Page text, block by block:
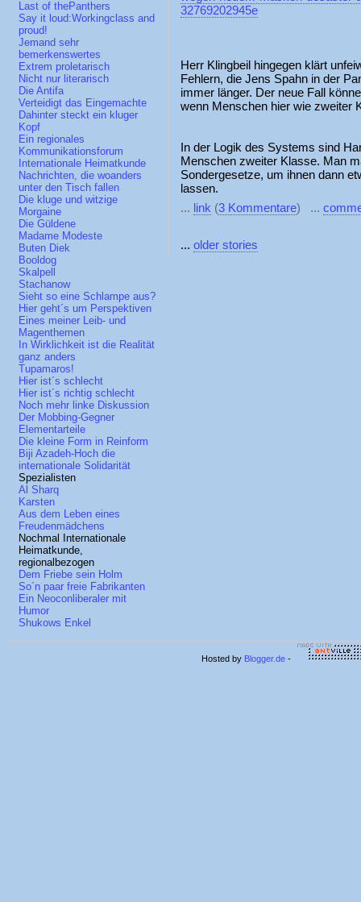
Last of thePanthers
Say it loud:Workingclass and
proud!
Jemand sehr
bemerkenswertes
Extrem proletarisch
Nicht nur literarisch
Die Antifa
Verteidigt das Eingemachte
Dahinter steckt ein kluger
Kopf
Ein regionales
Kommunikationsforum
Internationale Heimatkunde
Nachrichten, die woanders
unter den Tisch fallen
Die kluge und witzige
Morgaine
Die Güldene
Madame Modeste
Buten Diek
Booldog
Skalpell
Stachanow
Sieht so eine Schlampe aus?
Hier geht´s um Perspektiven
Eines meiner Leib- und
Magenthemen
In Wirklichkeit ist die Realität
ganz anders
Tupamaros!
Hier ist´s schlecht
Hier ist´s richtig schlecht
Noch mehr linke Diskussion
Der Mobbing-Gegner
Elementarteile
Die kleine Form in Reinform
Biji Azadeh-Hoch die
internationale Solidarität
Spezialisten
Al Sharq
Karsten
Aus dem Leben eines
Freudenmädchens
Nochmal Internationale
Heimatkunde,
regionalbezogen
Dem Friebe sein Holm
So´n paar freie Fabrikanten
Ein Neoconliberaler mit
Humor
Shukows Enkel
32769202945e
Herr Klingbeil hingegen klärt
Fehlern, die Jens Spahn in der
immer länger. Der neue Fall
wenn Menschen hier wie zweiter
In der Logik des Systems sind
Menschen zweiter Klasse. Man
Sondergesetze, um ihnen dann
lassen.
... link (3 Kommentare) ...
... older stories
Hosted by Blogger.de -